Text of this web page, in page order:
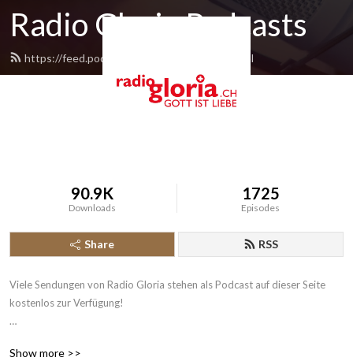
Radio Gloria Podcasts
https://feed.podbean.com/radiogloria/feed.xml
90.9K
Downloads
1725
Episodes
Share RSS
Viele Sendungen von Radio Gloria stehen als Podcast auf dieser Seite
kostenlos zur Verfügung!
sendet rund um die Uhr News aus Kirche und Gesellschaft, katholische
Show more >>